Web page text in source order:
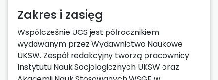
Zakres i zasięg
Współcześnie UCS jest półrocznikiem
wydawanym przez Wydawnictwo Naukowe
UKSW. Zespół redakcyjny tworzą pracownicy
Instytutu Nauk Socjologicznych UKSW oraz